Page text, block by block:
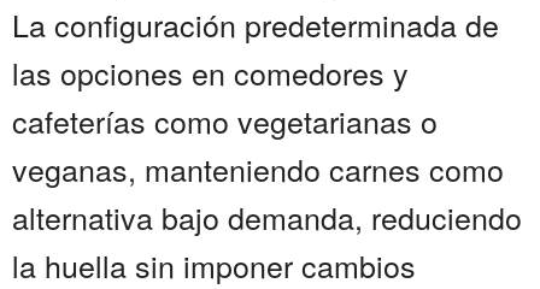
La configuración predeterminada de
las opciones en comedores y
cafeterías como vegetarianas o
veganas, manteniendo carnes como
alternativa bajo demanda, reduciendo
la huella sin imponer cambios